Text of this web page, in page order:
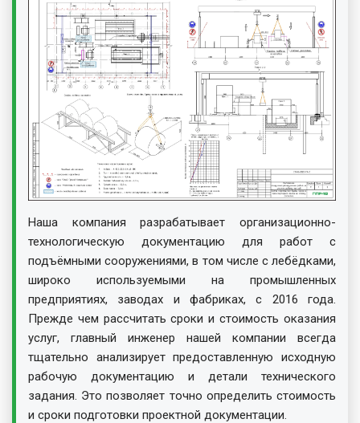
Наша компания разрабатывает организационно-
технологическую документацию для работ с
подъёмными сооружениями, в том числе с лебёдками,
широко используемыми на промышленных
предприятиях, заводах и фабриках, с 2016 года.
Прежде чем рассчитать сроки и стоимость оказания
услуг, главный инженер нашей компании всегда
тщательно анализирует предоставленную исходную
рабочую документацию и детали технического
задания. Это позволяет точно определить стоимость
и сроки подготовки проектной документации.